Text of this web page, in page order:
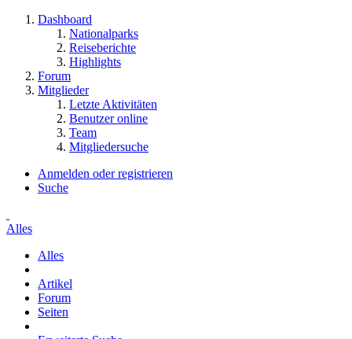
Dashboard
Nationalparks
Reiseberichte
Highlights
Forum
Mitglieder
Letzte Aktivitäten
Benutzer online
Team
Mitgliedersuche
Anmelden oder registrieren
Suche
Alles
Alles
Artikel
Forum
Seiten